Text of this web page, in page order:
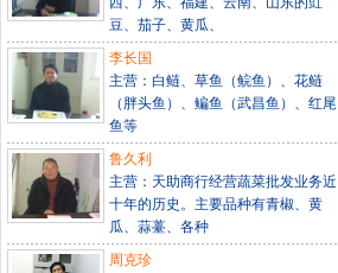
豆、茄子、黄瓜、
李长国
主营：白鲢、草鱼（鲩鱼）、花鲢
（胖头鱼）、鳊鱼（武昌鱼）、红尾
鱼等
鲁久利
主营：天助商行经营蔬菜批发业务近
十年的历史。主要品种有青椒、黄
瓜、蒜薹、各种
周克珍